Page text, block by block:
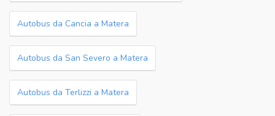
Autobus da Cancia a Matera
Autobus da San Severo a Matera
Autobus da Terlizzi a Matera